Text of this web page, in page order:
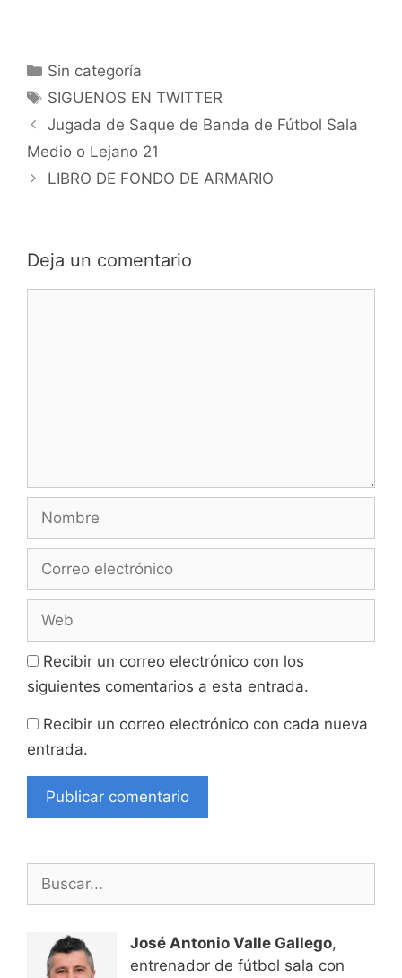
CONTACTOS. ESTAREIS
CUMPLIDAMENTE
NUESTRAS
ACTUALIZACIONES.
Categorías
Sin categoría
Etiquetas
SIGUENOS EN TWITTER
Navegación
de
Jugada de Saque de Banda de Fútbol Sala
Medio o Lejano 21
LIBRO DE FONDO DE ARMARIO
Deja un comentario
Nombre
Correo
Web
Recibir un correo electrónico con los
siguientes comentarios a esta entrada.
Recibir un correo electrónico con cada nueva
entrada.
Buscar:
José Antonio Valle Gallego,
entrenador de fútbol sala con